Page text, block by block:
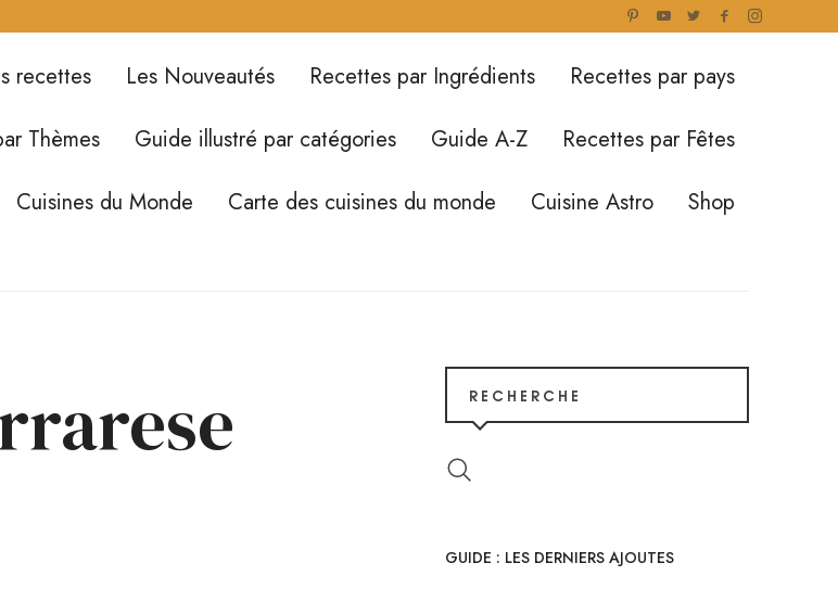
recettes Les Nouveautés Recettes par Ingrédients
Recettes par pays
Thèmes
Guide illustré par catégories Guide A-Z
Recettes par Fêtes
Cuisines du Monde
Carte des cuisines du monde Cuisine Astro Shop
RECHERCHE
GUIDE : LES DERNIERS AJOUTES